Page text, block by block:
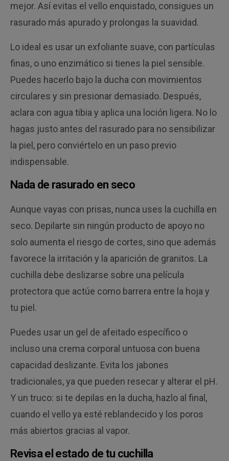
mejor. Así evitas el vello enquistado, consigues un
rasurado más apurado y prolongas la suavidad.
Lo ideal es usar un exfoliante suave, con partículas
finas, o uno enzimático si tienes la piel sensible.
Puedes hacerlo bajo la ducha con movimientos
circulares y sin presionar demasiado. Después,
aclara con agua tibia y aplica una loción ligera. No lo
hagas justo antes del rasurado para no sensibilizar
la piel, pero conviértelo en un paso previo
indispensable.
Nada de rasurado en seco
Aunque vayas con prisas, nunca uses la cuchilla en
seco. Depilarte sin ningún producto de apoyo no
solo aumenta el riesgo de cortes, sino que además
favorece la irritación y la aparición de granitos. La
cuchilla debe deslizarse sobre una película
protectora que actúe como barrera entre la hoja y
tu piel.
Puedes usar un gel de afeitado específico o
incluso una crema corporal untuosa con buena
capacidad deslizante. Evita los jabones
tradicionales, ya que pueden resecar y alterar el pH.
Y un truco: si te depilas en la ducha, hazlo al final,
cuando el vello ya esté reblandecido y los poros
más abiertos gracias al vapor.
Revisa el estado de tu cuchilla